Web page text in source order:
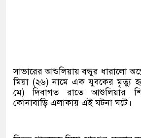
সাভারের আশুলিয়ায় বন্ধুর ধারালো
মিয়া (২৬) নামে এক যুবকের মৃত্যু
মে) দিবাগত রাতে আশুলিয়ার
কোনাবাড়ি এলাকায় এই ঘটনা ঘটে।